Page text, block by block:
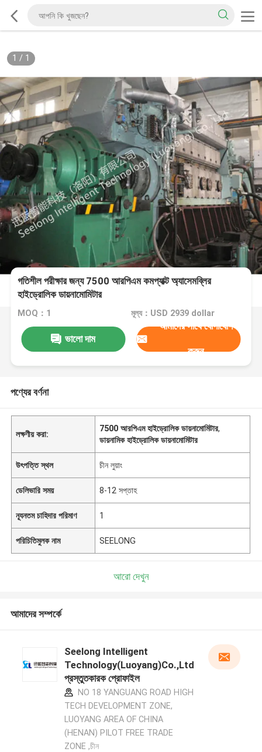
1 / 1
গতিশীল পরীক্ষার জন্য 7500 আরপিএম কমপ্যাক্ট অ্যাসেমব্লির
হাইড্রোলিক ডায়নামোমিটার
MOQ：1 মূল্য：USD 2939 dollar
ভালো দাম
আমাদের সাথে যোগাযোগ
করুন
পণ্যের বর্ণনা
লক্ষণীয় করা:
7500 আরপিএম হাইড্রোলিক ডায়নামোমিটার,
ডায়নামিক হাইড্রোলিক ডায়নামোমিটার
উৎপত্তি স্থল চীন লুয়াং
ডেলিভারি সময় 8-12 সপ্তাহ
ন্যূনতম চাহিদার পরিমাণ 1
পরিচিতিমুলক নাম SEELONG
আরো দেখুন
আমাদের সম্পর্কে
Seelong Intelligent
Technology(Luoyang)Co.,Ltd
প্রস্তুতকারক প্রোফাইল
NO 18 YANGUANG ROAD HIGH
TECH DEVELOPMENT ZONE,
LUOYANG AREA OF CHINA
(HENAN) PILOT FREE TRADE
ZONE ,চীন